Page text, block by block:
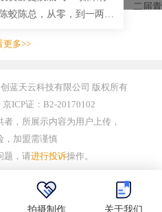
蛟陈总，从零，到一两千
二届
更多>>
蓝天云科技有限公司 版权所有
ICP证：B2-20170102
，所展示内容为用户上传，
，加盟需谨慎
题，请进行投诉操作。
拍摄制作 关于我们